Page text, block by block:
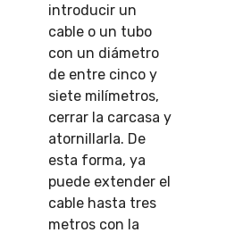
introducir un
cable o un tubo
con un diámetro
de entre cinco y
siete milímetros,
cerrar la carcasa y
atornillarla. De
esta forma, ya
puede extender el
cable hasta tres
metros con la